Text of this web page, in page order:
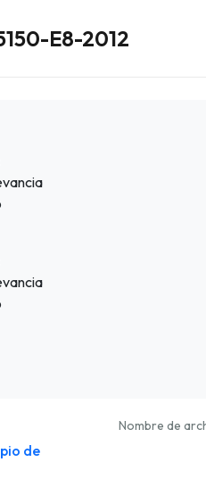
E8-2012
de
Nombre de